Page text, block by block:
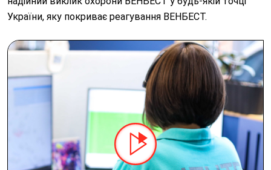
України, яку покриває реагування ВЕНБЕСТ.